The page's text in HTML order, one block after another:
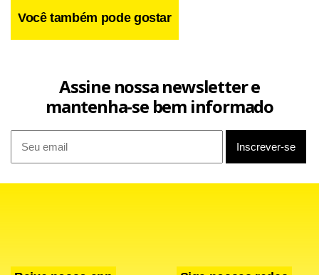
O ala-direito Paulo Baier também se surpreendeu com o
comportamento do torcedor no jogo contra o Azulão e
Você também pode gostar
Assine nossa newsletter e
mantenha-se bem informado